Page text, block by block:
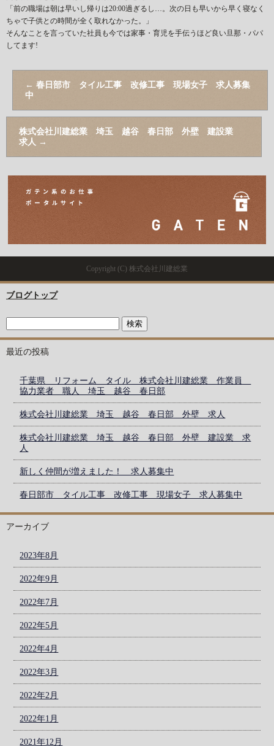
「前の職場は朝は早いし帰りは20:00過ぎるし…。次の日も早いから早く寝なく
ちゃで子供との時間が全く取れなかった。」
そんなことを言っていた社員も今では家事・育児を手伝うほど良い旦那・パパ
してます!
← 春日部市 タイル工事 改修工事 現場女子 求人募集
中
株式会社川建総業 埼玉 越谷 春日部 外壁 建設業
求人 →
Copyright (C) 株式会社川建総業
ブログトップ
最近の投稿
千葉県 リフォーム タイル 株式会社川建総業 作業員
協力業者 職人 埼玉 越谷 春日部
株式会社川建総業 埼玉 越谷 春日部 外壁 求人
株式会社川建総業 埼玉 越谷 春日部 外壁 建設業 求
人
新しく仲間が増えました！ 求人募集中
春日部市 タイル工事 改修工事 現場女子 求人募集中
アーカイブ
2023年8月
2022年9月
2022年7月
2022年5月
2022年4月
2022年3月
2022年2月
2022年1月
2021年12月